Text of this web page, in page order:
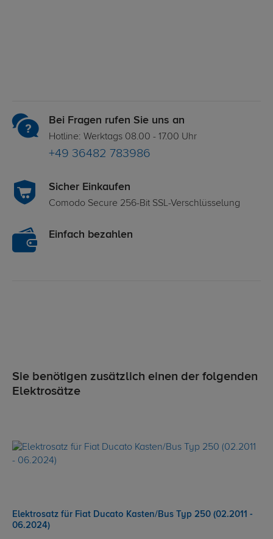
Bei Fragen rufen Sie uns an
Hotline: Werktags 08.00 - 17.00 Uhr
+49 36482 783986
Sicher Einkaufen
Comodo Secure 256-Bit SSL-Verschlüsselung
Einfach bezahlen
Sie benötigen zusätzlich einen der folgenden
Elektrosätze
Elektrosatz für Fiat Ducato Kasten/Bus Typ 250 (02.2011 -
06.2024)